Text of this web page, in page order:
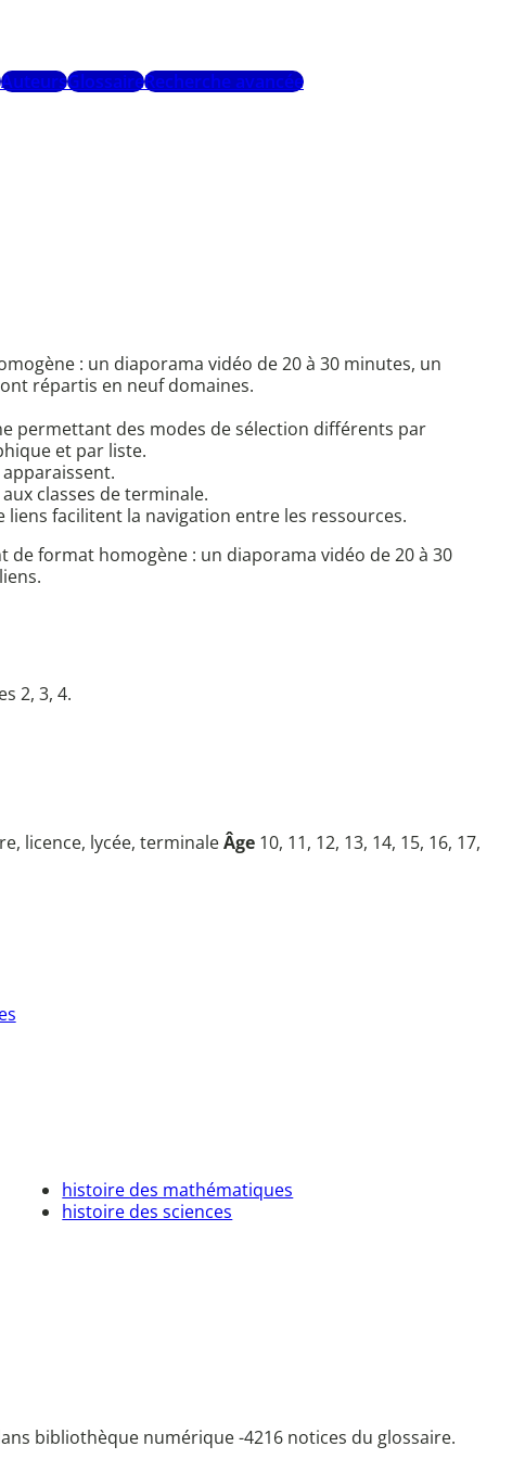
AuteursGlossaireRecherche avancée
: un diaporama vidéo de 20 à 30 minutes, un
répartis en neuf domaines.
permettant des modes de sélection différents par
et par liste.
classes de terminale.
facilitent la navigation entre les ressources.
format homogène : un diaporama vidéo de 20 à 30
2, 3, 4.
licence, lycée, terminaleÂge 10, 11, 12, 13, 14, 15, 16, 17,
histoire des mathématiques
histoire des sciences
bibliothèque numérique -4216 notices du glossaire.